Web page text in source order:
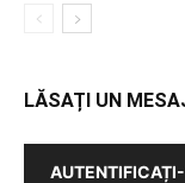
LĂSAȚI UN